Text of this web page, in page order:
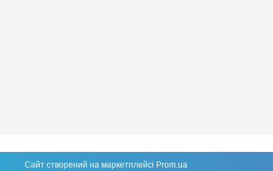
Сайт створений на маркетплейсі Prom.ua